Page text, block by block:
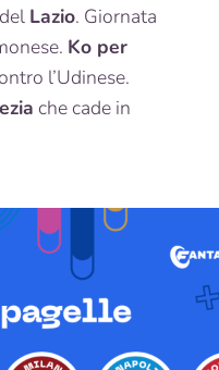
Lazio. Giornata
Ko per
l’Udinese.
che cade in